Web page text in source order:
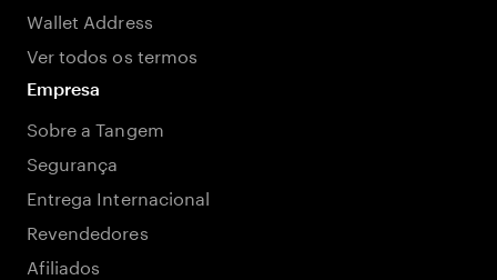
Wallet Address
Ver todos os termos
Empresa
Sobre a Tangem
Segurança
Entrega Internacional
Revendedores
Afiliados